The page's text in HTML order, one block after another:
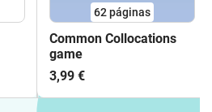
62páginas
Common Collocations
game
3,99 €